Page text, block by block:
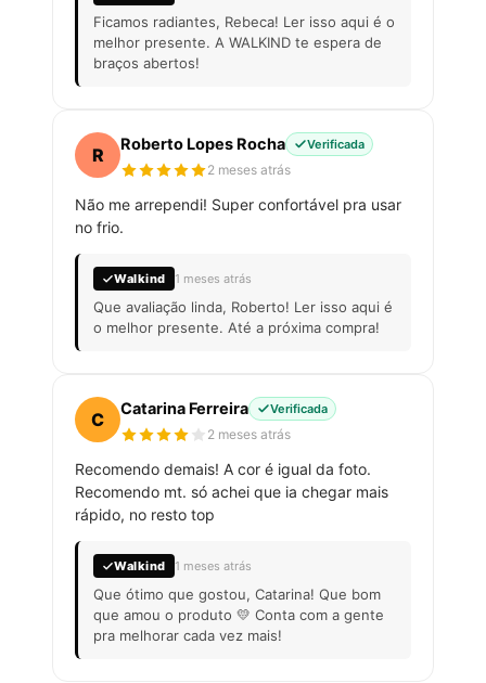
Ficamos radiantes, Rebeca! Ler isso aqui é o
melhor presente. A WALKIND te espera de
braços abertos!
R
Roberto Lopes Rocha Verificada
2 meses atrás
Não me arrependi! Super confortável pra usar
no frio.
Walkind 1 meses atrás
Que avaliação linda, Roberto! Ler isso aqui é
o melhor presente. Até a próxima compra!
C
Catarina Ferreira Verificada
2 meses atrás
Recomendo demais! A cor é igual da foto.
Recomendo mt. só achei que ia chegar mais
rápido, no resto top
Walkind 1 meses atrás
Que ótimo que gostou, Catarina! Que bom
que amou o produto 💛 Conta com a gente
pra melhorar cada vez mais!